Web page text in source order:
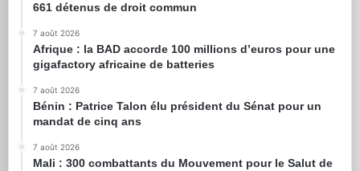
661 détenus de droit commun
7 août 2026
Afrique : la BAD accorde 100 millions d’euros pour une
gigafactory africaine de batteries
7 août 2026
Bénin : Patrice Talon élu président du Sénat pour un
mandat de cinq ans
7 août 2026
Mali : 300 combattants du Mouvement pour le Salut de